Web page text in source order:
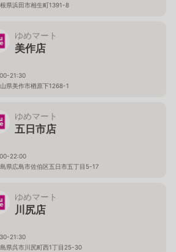
県浜田市相生町1391-8
ゆめマート
美作店
21:30
山県美作市楢原下1268-1
ゆめマート
五日市店
22:00
県広島市佐伯区五日市五丁目5-17
ゆめマート
川尻店
21:30
県呉市川尻町西1丁目25-30